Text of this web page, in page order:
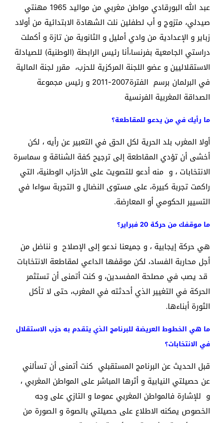
عبد الله البورقادي مواطن مغربي من مواليد 1965 مهنتي
صيدلي، متزوج و أب لطفلين نلت الشهادة الابتدائية من أولاد
زباير و الإعدادية من وادي أمليل و الثانوية من تازة و أكملت
دراستي الجامعية بفرنسا،أنا رئيس الرابطة (الوطنية) للصيادلة
الاستقلاليين و عضو اللجنة المركزية للحزب، مقرر لجنة المالية
في البرلمان برسم الفترة2007-2011 و رئيس مجموعة
الصداقة المغربية الفرنسية
ما رأيك في من يدعو للمقاطعة؟
أولا المغرب بلد الحرية لكل الحق في التعبير عن رأيه ، لكن
أخشى أن تؤدي المقاطعة إلى ترجيح كفة الشناقة و سماسرة
الانتخابات ، و منه أدعو للتصويت على الأحزاب الوطنية، التي
راكمت تجربة كبيرة، على مستوى النضال و التجربة سواءا في
التسيير الحكومي أو المعارضة.
ما موقفك من حركة 20 فبراير؟
هي حركة إيجابية ، و جميعنا ندعو إلى الإصلاح و نناضل من
أجل محاربة الفساد، لكن موقفها الداعي لمقاطعة الانتخابات
قد يصب في مصلحة المفسدين، و كنت أتمنى أن تستثمر
الحركة في التغيير الذي أحدثته في المغرب، حتى لا تأكل
الثورة أبناءها.
ما هي الخطوط العريضة للبرنامج الذي يتقدم به حزب الاستقلال
في الانتخابات؟
قبل الحديث عن البرنامج المستقبلي كنت أتمنى أن تسألني
عن حصيلتي النيابية و أثرها المباشر على المواطن المغربي ،
و للإشارة فالمواطن المغربي عموما و التازي على وجه
الخصوص يمكنه الاطلاع على حصيلتي بالصوة و الصورة من